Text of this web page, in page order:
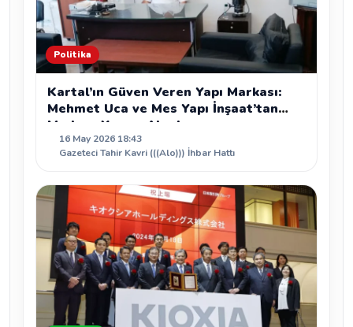
Politika
Kartal’ın Güven Veren Yapı Markası:
Mehmet Uca ve Mes Yapı İnşaat’tan
Modern Yaşam Alanları
16 May 2026 18:43
Gazeteci Tahir Kavri (((Alo))) İhbar Hattı